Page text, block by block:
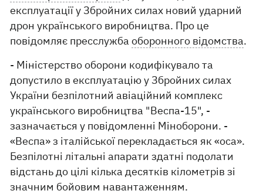
експлуатації у Збройних силах новий ударний
дрон українського виробництва. Про це
повідомляє пресслужбаоборонного відомства.
- Міністерство оборони кодифікувало та
допустило в експлуатацію у Збройних силах
України безпілотний авіаційний комплекс
українського виробництва "Веспа-15", -
зазначається у повідомленні Міноборони. -
«Веспа» з італійської перекладається як «оса».
Безпілотні літальні апарати здатні подолати
відстань до цілі кілька десятків кілометрів зі
значним бойовим навантаженням.